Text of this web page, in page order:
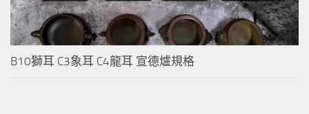
B10獅耳 C3象耳 C4龍耳 宣德爐規格